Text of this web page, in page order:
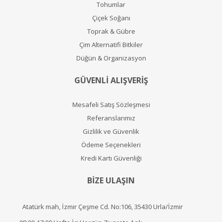
Tohumlar
Çiçek Soğanı
Toprak & Gübre
Çim Alternatifi Bitkiler
Düğün & Organizasyon
GÜVENLİ ALIŞVERİŞ
Mesafeli Satış Sözleşmesi
Referanslarımız
Gizlilik ve Güvenlik
Ödeme Seçenekleri
Kredi Kartı Güvenliği
BİZE ULAŞIN
Atatürk mah, İzmir Çeşme Cd. No:106, 35430 Urla/İzmir